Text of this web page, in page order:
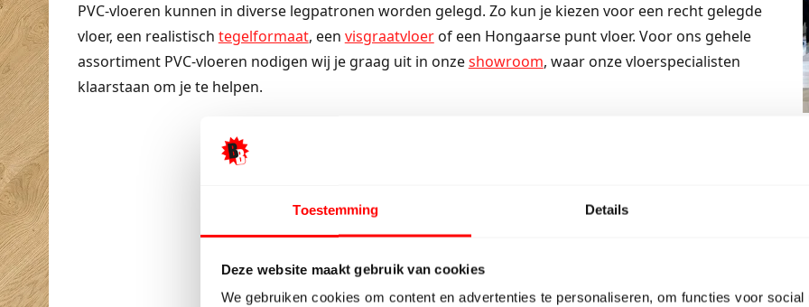
Toestemming Details
Deze website maakt gebruik van cookies
We gebruiken cookies om content en advertenties te personaliseren, om functies voor social
PVC-vloeren kunnen in diverse legpatronen worden gelegd. Zo kun je kiezen voor een recht gelegde
vloer, een realistisch tegelformaat, een visgraatvloerof een Hongaarse punt vloer. Voor ons gehele
assortiment PVC-vloeren nodigen wij je graag uit in onzeshowroom, waar onze vloerspecialisten
klaarstaan om je te helpen.
Kom naar de fabriek